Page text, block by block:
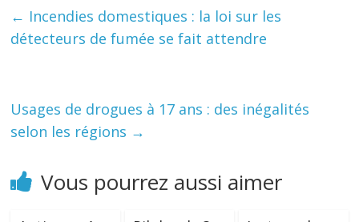
← Incendies domestiques : la loi sur les
détecteurs de fumée se fait attendre
Usages de drogues à 17 ans : des inégalités
selon les régions →
Vous pourrez aussi aimer